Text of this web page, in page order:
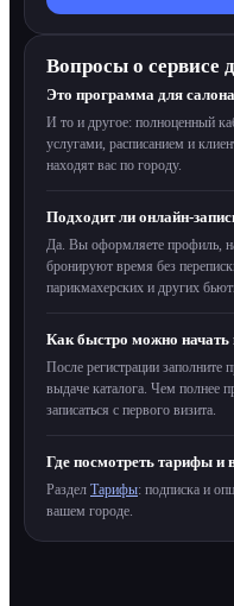
Вопросы о сервисе
Это программа для
И то и другое: полноценный
услугами, расписанием и
находят вас по городу.
Подходит ли онлайн-
Да. Вы оформляете профиль,
бронируют время без
парикмахерских и других
Как быстро можно начать
После регистрации
выдаче каталога. Чем полнее
записаться с первого визита.
Где посмотреть тарифы и
Раздел Тарифы: подписка и
вашем городе.